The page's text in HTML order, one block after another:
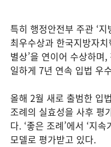
특히 행정안전부 주관 ‘
최우수상과 한국지방자
별상’을 연이어 수상하
일하게 7년 연속 입법 우
올해 2월 새로 출범한 입
조례의 실효성을 사후 평
다. ‘좋은 조례’에서 ‘지
모델로 평가받고 있다.